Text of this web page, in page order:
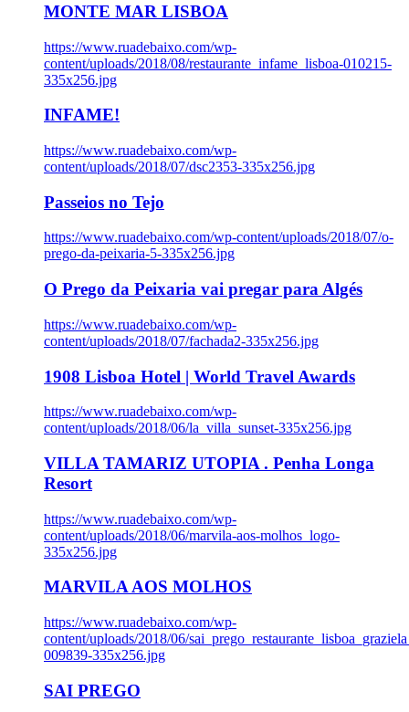
MONTE MAR LISBOA
https://www.ruadebaixo.com/wp-
content/uploads/2018/08/restaurante_infame_lisboa-010215-
335x256.jpg
INFAME!
https://www.ruadebaixo.com/wp-
content/uploads/2018/07/dsc2353-335x256.jpg
Passeios no Tejo
https://www.ruadebaixo.com/wp-content/uploads/2018/07/o-
prego-da-peixaria-5-335x256.jpg
O Prego da Peixaria vai pregar para Algés
https://www.ruadebaixo.com/wp-
content/uploads/2018/07/fachada2-335x256.jpg
1908 Lisboa Hotel | World Travel Awards
https://www.ruadebaixo.com/wp-
content/uploads/2018/06/la_villa_sunset-335x256.jpg
VILLA TAMARIZ UTOPIA . Penha Longa
Resort
https://www.ruadebaixo.com/wp-
content/uploads/2018/06/marvila-aos-molhos_logo-
335x256.jpg
MARVILA AOS MOLHOS
https://www.ruadebaixo.com/wp-
content/uploads/2018/06/
009839-335x256.jpg
SAI PREGO